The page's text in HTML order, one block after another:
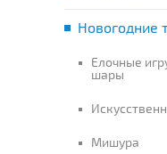
Новогодние
Елочные
шары
Мишура